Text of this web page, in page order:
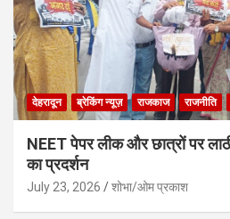
देहरादून ब्रेकिंग न्यूज़ राजकाज राजनीति
NEET पेपर लीक और छात्रों पर
का प्रदर्शन
July 23, 2026 शोभा/ओम प्रकाश